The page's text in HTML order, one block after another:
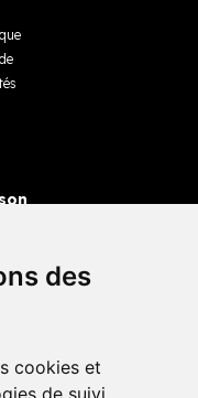
des
cookies et
de suivi